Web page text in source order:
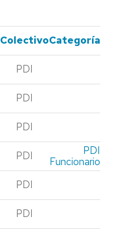
ColectivoCategoría
PDI
PDI
PDI
PDI
PDI
Funcionario
PDI
PDI